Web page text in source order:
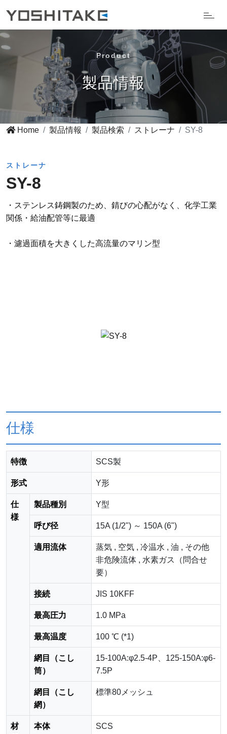
Product
製品情報
Home 製品情報 製品検索 ストレーナ SY-8
ストレーナ
SY-8
・ステンレス鋳鋼製のため、錆びの心配がなく、化学工業
関係・給油配管等に最適
・濾過面積を大きくした高流量のマリン型
仕様
特徴 SCS製
形式 Y形
仕
様
製品種別 Y型
呼び径 15A (1/2") ～ 150A (6")
適用流体
蒸気 , 空気 , 冷温水 , 油 , その他
非危険流体 , 水素ガス（問合せ
要）
接続 JIS 10KFF
最高圧力 1.0 MPa
最高温度 100 ℃ (*1)
網目（こし
筒）
15-100A:φ2.5-4P、125-150A:φ6-
7.5P
網目（こし
網）
標準80メッシュ
材
本体 SCS